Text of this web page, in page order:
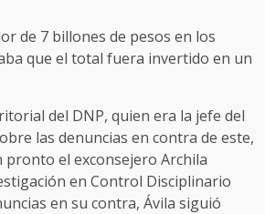
de 7 billones de pesos en los
que el total fuera invertido en un
del DNP, quien era la jefe del
las denuncias en contra de este,
pronto el exconsejero Archila
en Control Disciplinario
en su contra, Ávila siguió